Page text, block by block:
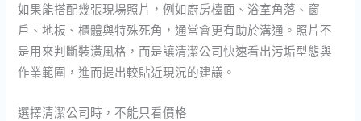
如果能搭配幾張現場照片，例如廚房檯面、浴室角落、窗
戶、地板、櫃體與特殊死角，通常會更有助於溝通。照片不
是用來判斷裝潢風格，而是讓清潔公司快速看出污垢型態與
作業範圍，進而提出較貼近現況的建議。
選擇清潔公司時，不能只看價格